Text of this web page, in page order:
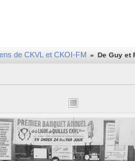
de CKVL et CKOI-FM » De Guy et